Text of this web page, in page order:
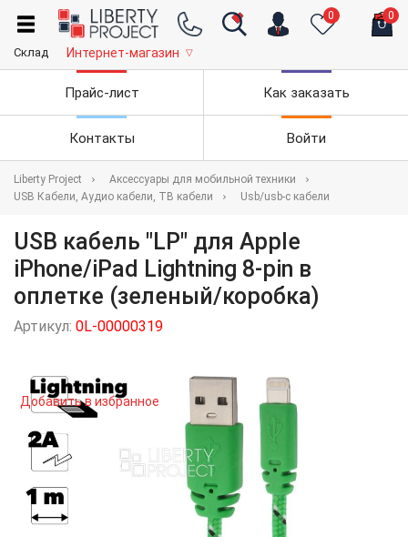
0 0
Склад Интернет-магазин ▽
Прайс-лист Как заказать
Контакты Войти
Liberty Project
Аксессуары для мобильной техники
USB Кабели, Аудио кабели, ТВ кабели
Usb/usb-c кабели
USB кабель "LP" для Apple
iPhone/iPad Lightning 8-pin в
оплетке (зеленый/коробка)
Артикул: 0L-00000319
Добавить в избранное